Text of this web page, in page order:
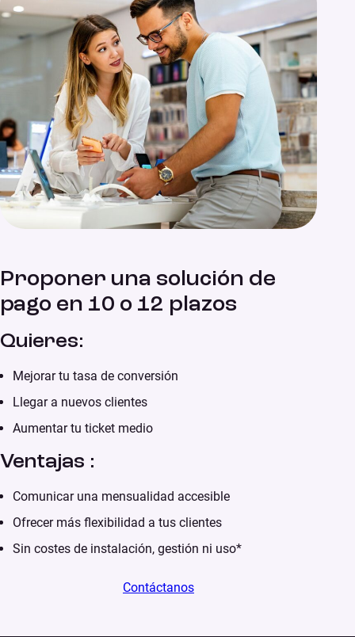
Proponer una solución de
pago en 10 o 12 plazos
Quieres:
Mejorar tu tasa de conversión
Llegar a nuevos clientes
Aumentar tu ticket medio
Ventajas :
Comunicar una mensualidad accesible
Ofrecer más flexibilidad a tus clientes
Sin costes de instalación, gestión ni uso*
Contáctanos